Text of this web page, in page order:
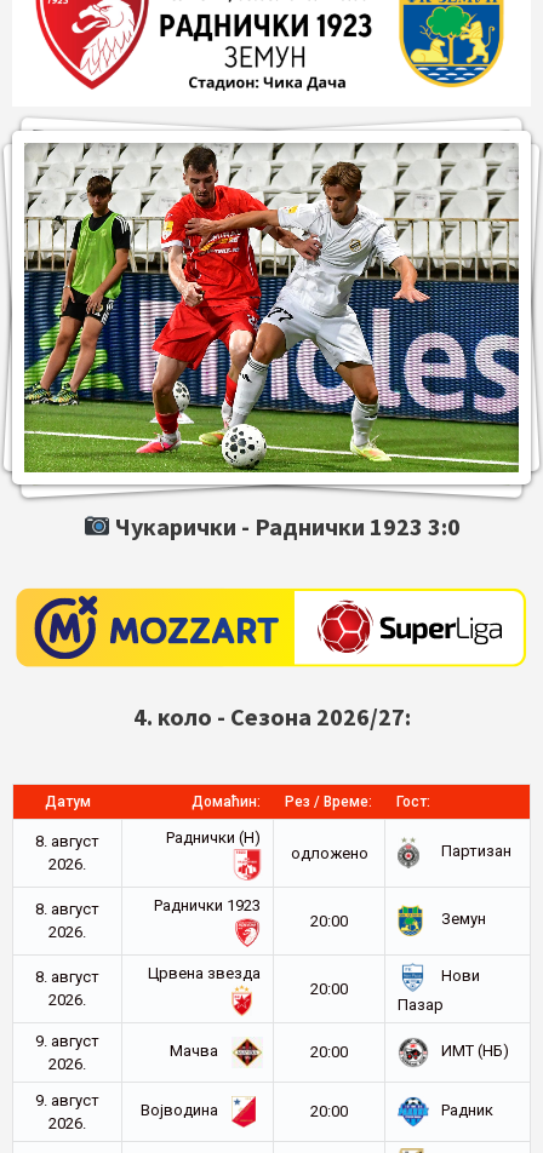
Чукарички - Раднички 1923 3:0
4. коло - Сезона 2026/27:
Датум Домаћин: Рез / Време: Гост:
8. август
2026.
Раднички (Н)
oдложено
Партизан
8. август
2026.
Раднички 1923
20:00
Земун
8. август
2026.
Црвена звезда
20:00
Нови
Пазар
9. август
2026.
Мачва 20:00 ИМТ (НБ)
9. август
2026.
Војводина 20:00 Радник